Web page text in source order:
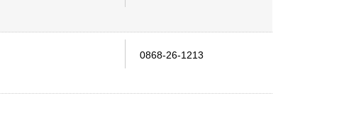
0868-26-1213